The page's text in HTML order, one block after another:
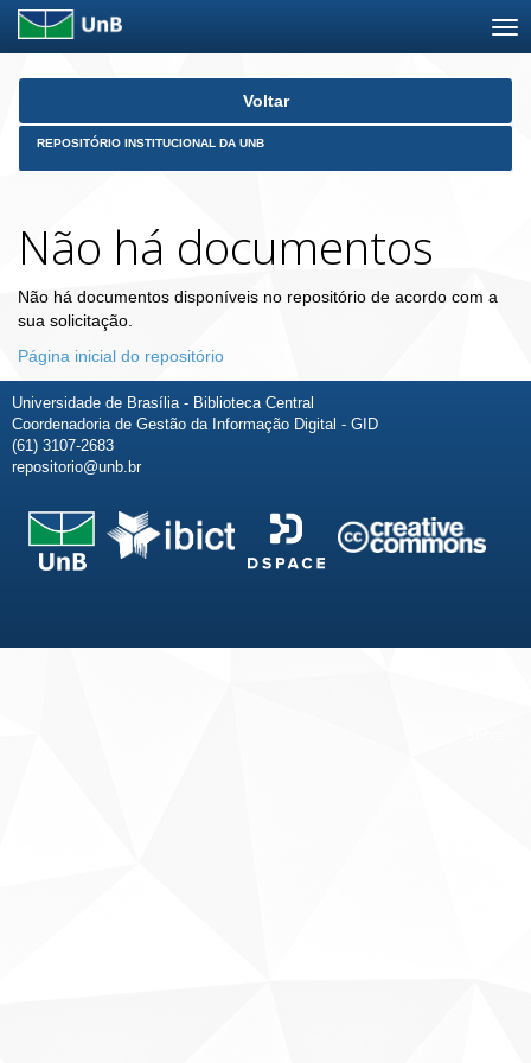
Skip
Voltar
REPOSITÓRIO INSTITUCIONAL DA UNB
Não há documentos
Não há documentos disponíveis no repositório de acordo com a
sua solicitação.
Página inicial do repositório
Universidade de Brasília - Biblioteca Central
Coordenadoria de Gestão da Informação Digital - GID
(61) 3107-2683
repositorio@unb.br